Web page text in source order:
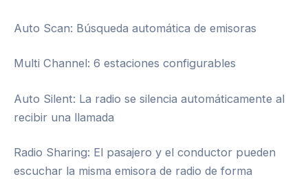
Auto Scan: Búsqueda automática de emisoras
Multi Channel: 6 estaciones configurables
Auto Silent: La radio se silencia automáticamente al
recibir una llamada
Radio Sharing: El pasajero y el conductor pueden
escuchar la misma emisora de radio de forma